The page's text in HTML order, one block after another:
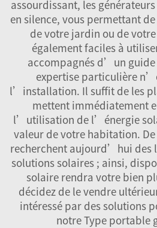
assourdissant, les
en silence, vous permettant
de votre jardin ou de
également faciles à
accompagnés d’un
expertise particulière
l’installation. Il suffit de les
mettent immédiatement
l’utilisation de l’énergie
valeur de votre habitation.
recherchent aujourd’hui des
solutions solaires ; ainsi,
solaire rendra votre bien
décidez de le vendre
intéressé par des solutions
notreType portable